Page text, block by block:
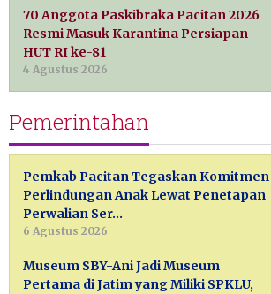
70 Anggota Paskibraka Pacitan 2026
Resmi Masuk Karantina Persiapan
HUT RI ke-81
4 Agustus 2026
Pemerintahan
Pemkab Pacitan Tegaskan Komitmen
Perlindungan Anak Lewat Penetapan
Perwalian Ser…
6 Agustus 2026
Museum SBY-Ani Jadi Museum
Pertama di Jatim yang Miliki SPKLU,